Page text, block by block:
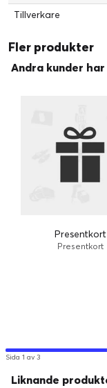
Tillverkare
Fler produkter
Andra kunder
Presentkort
Presentkort
Sida 1 av 3
Liknande